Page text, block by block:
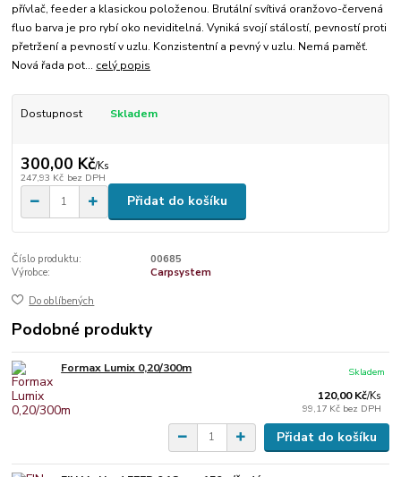
přívlač, feeder a klasickou položenou. Brutální svítivá oranžovo-červená
fluo barva je pro rybí oko neviditelná. Vyniká svojí stálostí, pevností proti
přetržení a pevností v uzlu. Konzistentní a pevný v uzlu. Nemá paměť.
Nová řada pot... celý popis
Dostupnost Skladem
300,00 Kč/Ks
247,93 Kč bez DPH
Přidat do košíku
Číslo produktu:
00685
Výrobce:
Carpsystem
Do oblíbených
Podobné produkty
Formax Lumix 0,20/300m
120,00 Kč/Ks
99,17 Kč bez DPH
Skladem
Přidat do košíku